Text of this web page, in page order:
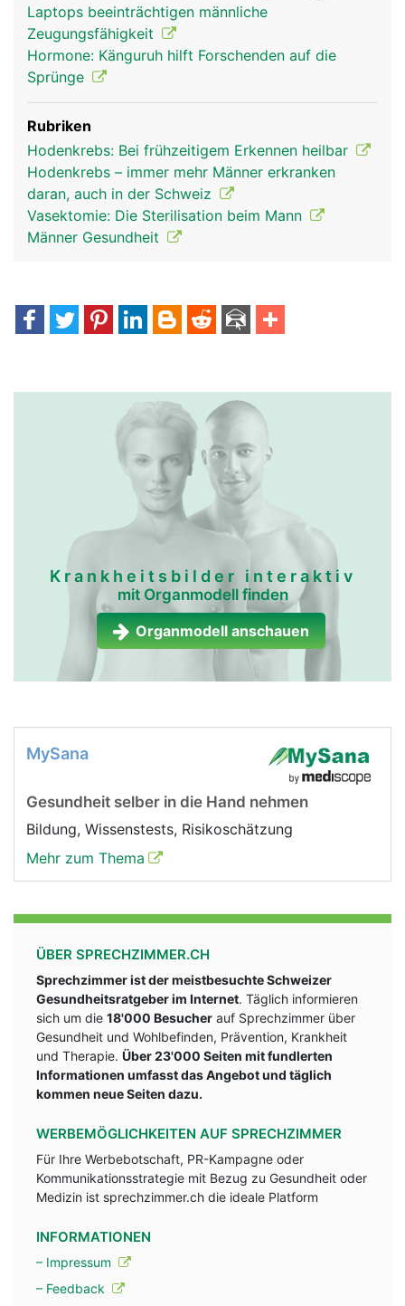
Laptops beeinträchtigen männliche
Zeugungsfähigkeit
Hormone: Känguruh hilft Forschenden auf die
Sprünge
Rubriken
Hodenkrebs: Bei frühzeitigem Erkennen heilbar
Hodenkrebs – immer mehr Männer erkranken
daran, auch in der Schweiz
Vasektomie: Die Sterilisation beim Mann
Männer Gesundheit
Krankheitsbilder interaktiv
mit Organmodell finden
Organmodell anschauen
MySana
Gesundheit selber in die Hand nehmen
Bildung, Wissenstests, Risikoschätzung
Mehr zum Thema
ÜBER SPRECHZIMMER.CH
Sprechzimmer ist der meistbesuchte Schweizer
Gesundheitsratgeber im Internet. Täglich informieren
sich um die 18'000 Besucher auf Sprechzimmer über
Gesundheit und Wohlbefinden, Prävention, Krankheit
und Therapie. Über 23'000 Seiten mit fundlerten
Informationen umfasst das Angebot und täglich
kommen neue Seiten dazu.
WERBEMÖGLICHKEITEN AUF SPRECHZIMMER
Für Ihre Werbebotschaft, PR-Kampagne oder
Kommunikationsstrategie mit Bezug zu Gesundheit oder
Medizin ist sprechzimmer.ch die ideale Platform
INFORMATIONEN
– Impressum
– Feedback